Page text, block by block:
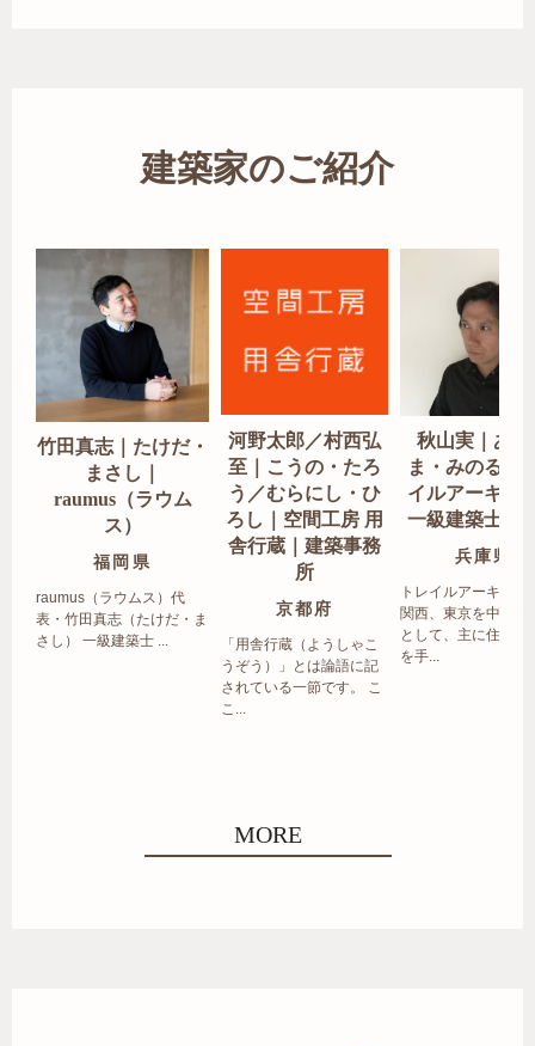
建築家のご紹介
竹田真志｜たけだ・
まさし｜
raumus（ラウム
ス）
福岡県
raumus（ラウムス）代
表・竹田真志（たけだ・ま
さし） 一級建築士 ...
河野太郎／村西弘
至｜こうの・たろ
う／むらにし・ひ
ろし｜空間工房 用
舎行蔵｜建築事務
所
京都府
「用舎行蔵（ようしゃこ
うぞう）」とは論語に記
されている一節です。 こ
こ...
秋山実｜あき
ま・みのる｜
イルアーキテ
一級建築士事
兵庫県
トレイルアーキテク
関西、東京を中心エ
として、主に住宅の
を手...
MORE